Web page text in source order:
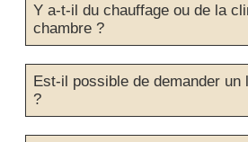
aider à réserver la chambre qui
vos attentes.
Y a-t-il du chauffage ou de la
chambre ?
Toutes les chambres sont équipées
hôtel n’est cependant pas équipé de
Est-il possible de demander un
?
Nous ne disposons pas de lits